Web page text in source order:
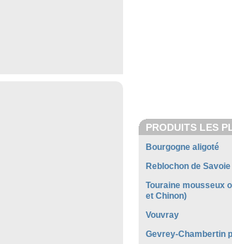
PRODUITS LES
Bourgogne aligoté
Reblochon de Savoie
Touraine mousseux
et Chinon)
Vouvray
Gevrey-Chambertin